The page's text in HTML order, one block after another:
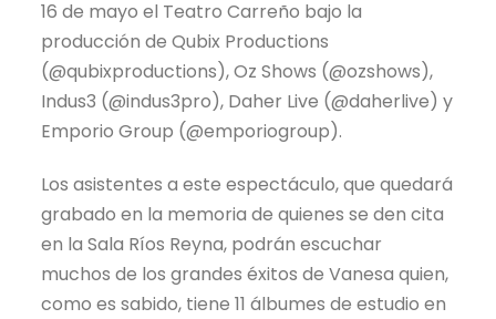
16 de mayo el Teatro Carreño bajo la
producción de Qubix Productions
(@qubixproductions), Oz Shows (@ozshows),
Indus3 (@indus3pro), Daher Live (@daherlive) y
Emporio Group (@emporiogroup).
Los asistentes a este espectáculo, que quedará
grabado en la memoria de quienes se den cita
en la Sala Ríos Reyna, podrán escuchar
muchos de los grandes éxitos de Vanesa quien,
como es sabido, tiene 11 álbumes de estudio en